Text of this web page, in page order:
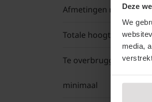
Deze
We
media,
Afmetingen rek (b x h)
Totale hoogte leiboom
Te overbruggen
minimaal